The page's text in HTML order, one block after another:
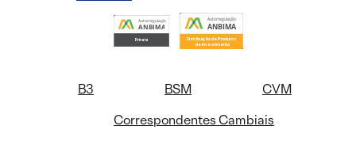
B3 BSM
CVM
Correspondentes Cambiais